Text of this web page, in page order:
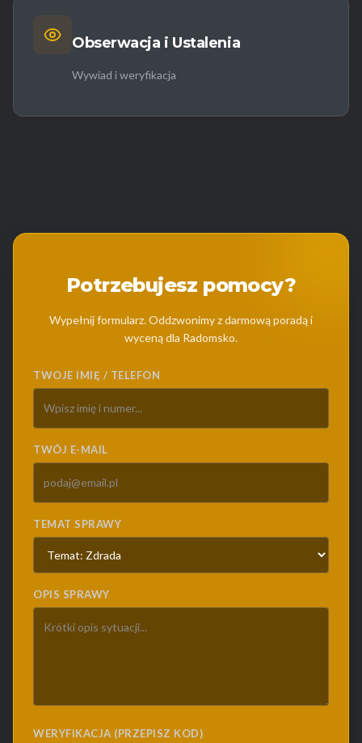
Obserwacja i Ustalenia
Wywiad i weryfikacja
Potrzebujesz pomocy?
Wypełnij formularz. Oddzwonimy z darmową poradą i
wyceną dla Radomsko.
TWOJE IMIĘ / TELEFON
TWÓJ E-MAIL
TEMAT SPRAWY
OPIS SPRAWY
WERYFIKACJA (PRZEPISZ KOD)